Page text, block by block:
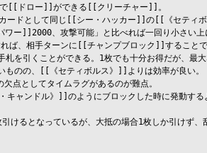
ロー]]ができる[[クリーチャー]]。
ードとして同じ[[シー・ハッカー]]の[[《セティボ
ー]]2000、攻撃可能」と比べれば一回り小さい上
ば、相手ターンに[[チャンプブロック]]すること
を引くことができる。1枚でも十分お得だが、最大
ものの、[[《セティボルス》]]よりは効率が良い。
点としてタイムラグがあるのが難点。
ャンドル》]]のようにブロックした時に発動する
けるとなっているが、大抵の場合1枚しか引けず